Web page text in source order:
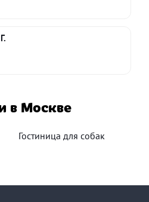
в Москве
Гостиница для собак